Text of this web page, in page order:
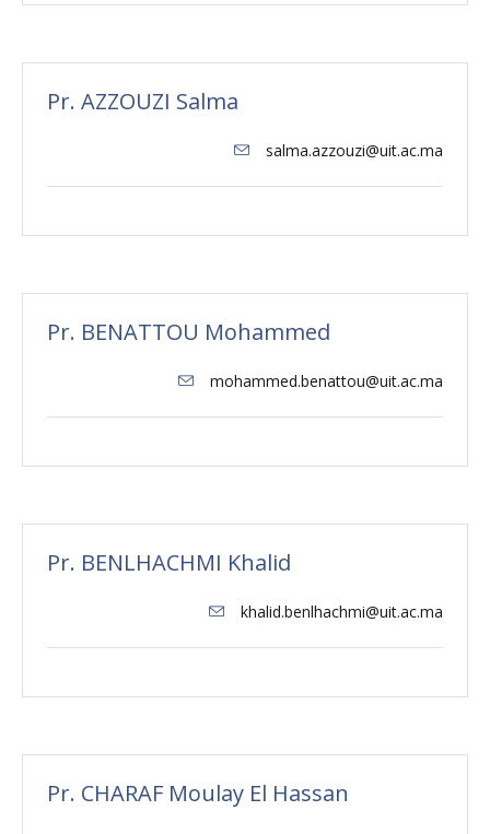
Pr. AZZOUZI Salma
salma.azzouzi@uit.ac.ma
Pr. BENATTOU Mohammed
mohammed.benattou@uit.ac.ma
Pr. BENLHACHMI Khalid
khalid.benlhachmi@uit.ac.ma
Pr. CHARAF Moulay El Hassan